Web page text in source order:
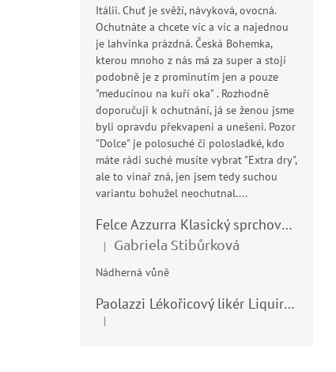
Itálii. Chuť je svěží, návyková, ovocná.
Ochutnáte a chcete víc a víc a najednou
je lahvinka prázdná. Česká Bohemka,
kterou mnoho z nás má za super a stojí
podobně je z prominutím jen a pouze
"meducínou na kuří oka" . Rozhodně
doporučuji k ochutnání, já se ženou jsme
byli opravdu překvapeni a unešeni. Pozor
"Dolce" je polosuché či polosladké, kdo
máte rádi suché musíte vybrat "Extra dry",
ale to vinař zná, jen jsem tedy suchou
variantu bohužel neochutnal....
Felce Azzurra Klasický sprchový gel - doccia gel 400ml
Hodnocení produktu je 5 z 5 hvězdiček.
| Gabriela Stibůrková
Nádherná vůně
Paolazzi Lékořicový likér Liquirizia 24% 0,7L
Hodnocení produktu je 5 z 5 hvězdiček.
|